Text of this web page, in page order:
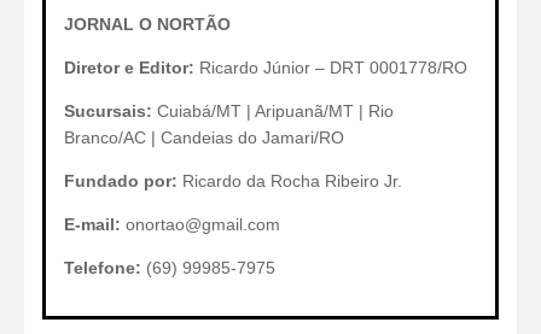
JORNAL O NORTÃO
Diretor e Editor: Ricardo Júnior – DRT 0001778/RO
Sucursais: Cuiabá/MT | Aripuanã/MT | Rio
Branco/AC | Candeias do Jamari/RO
Fundado por: Ricardo da Rocha Ribeiro Jr.
E-mail: onortao@gmail.com
Telefone: (69) 99985-7975